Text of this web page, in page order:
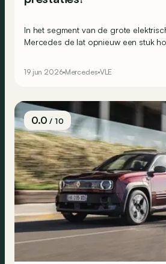
In het segment van de grote
Mercedes de lat opnieuw een stuk
19 jun 2026 Mercedes VLE
0.0/ 10